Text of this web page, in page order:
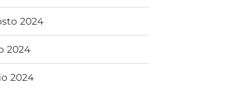
2024
2024
2024